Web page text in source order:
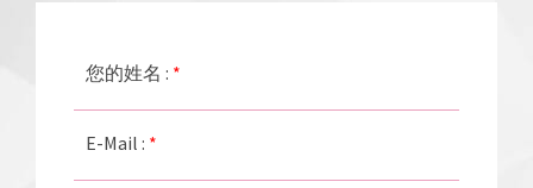
您的姓名 : *
E-Mail : *